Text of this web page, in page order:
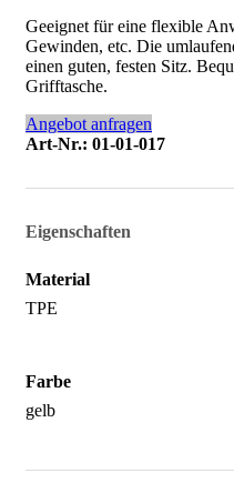
Geeignet für eine flexible
Gewinden, etc. Die
einen guten, festen Sitz.
Grifftasche.
Angebot anfragen
Art-Nr.: 01-01-017
Eigenschaften
Material
TPE
Farbe
gelb